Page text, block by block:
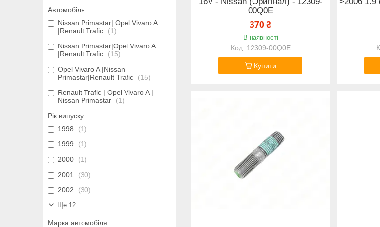
00Q0E
370 ₴
В наявності
12309-00Q0E
Купити
Автомобіль
Nissan Primastar| Opel Vivaro A
|Renault Trafic
1
Nissan Primastar|Opel Vivaro A
|Renault Trafic
15
Opel Vivaro A |Nissan
Primastar|Renault Trafic
15
Renault Trafic | Opel Vivaro A |
Nissan Primastar
1
Рік випуску
1998
1
1999
1
2000
1
2001
30
2002
30
Ще 12
Марка автомобіля